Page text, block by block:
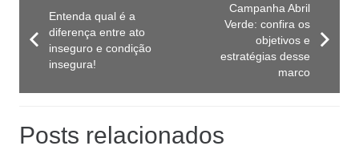
Entenda qual é a
diferença entre ato
inseguro e condição
insegura!
Campanha Abril
Verde: confira os
objetivos e
estratégias desse
marco
Posts relacionados